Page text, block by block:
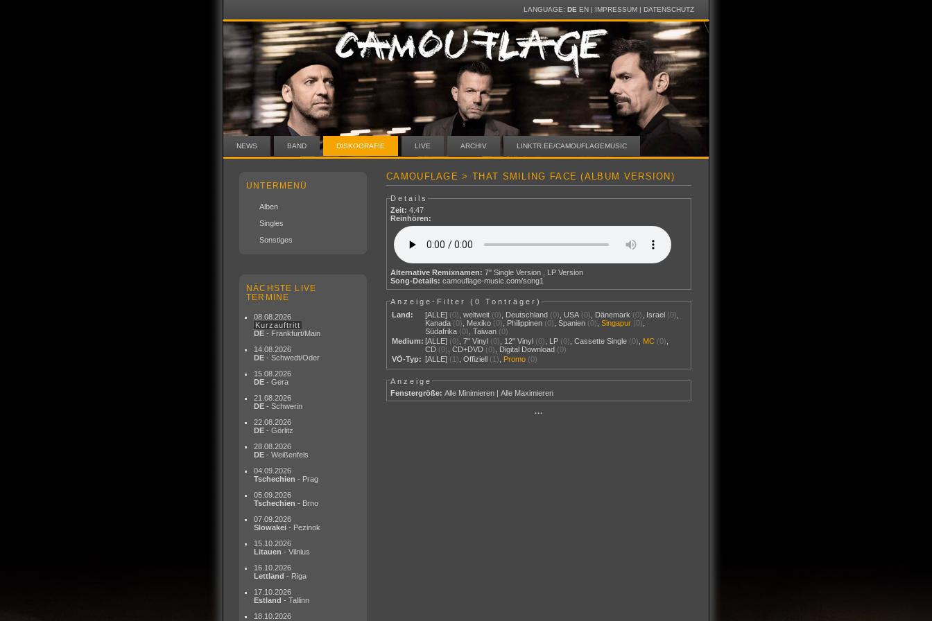
LANGUAGE: DE EN| IMPRESSUM| DATENSCHUTZ
NEWS BAND DISKOGRAFIE LIVE ARCHIV LINKTR.EE/CAMOUFLAGEMUSIC
UNTERMENÜ
Alben
Singles
Sonstiges
NÄCHSTE LIVE
TERMINE
08.08.2026
Kurzauftritt
DE - Frankfurt/Main
14.08.2026
DE - Schwedt/Oder
15.08.2026
DE - Gera
21.08.2026
DE - Schwerin
22.08.2026
DE - Görlitz
28.08.2026
DE - Weißenfels
04.09.2026
Tschechien - Prag
05.09.2026
Tschechien - Brno
07.09.2026
Slowakei - Pezinok
15.10.2026
Litauen - Vilnius
16.10.2026
Lettland - Riga
17.10.2026
Estland - Tallinn
18.10.2026
CAMOUFLAGE > THAT SMILING FACE (ALBUM VERSION)
Details
Zeit: 4:47
Reinhören:
Alternative Remixnamen:
7" Single Version , LP Version
Song-Details: camouflage-music.com/song1
Anzeige-Filter (0 Tonträger)
Land:
[ALLE] (0) ,weltweit (0) Deutschland (0) USA (0) Dänemark (0) Israel (0)
Kanada (0) Mexiko (0) Philippinen (0) ,Spanien (0) ,Singapur (0)
Südafrika (0) ,Taiwan (0)
Medium: [ALLE] (0) ,7" Vinyl (0) 12" Vinyl (0) LP (0) ,Cassette Single (0) MC (0)
CD (0) ,CD+DVD (0) Digital Download (0)
VÖ-Typ: [ALLE] (1) ,Offiziell (1) Promo (0)
Anzeige
Fenstergröße: Alle Minimieren |Alle Maximieren
···